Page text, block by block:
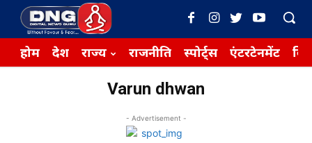
होम देश राज्य राजनीति स्पोर्ट्स एंटरटेनमेंट
Varun dhwan
- Advertisement -